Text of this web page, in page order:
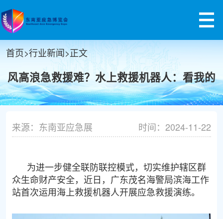
首页>行业新闻>正文
风高浪急救援难？水上救援机器人：看我的
来源：东南亚应急展 时间：2024-11-22
为进一步健全联防联控模式，切实维护辖区群
众生命财产安全，近日，广东茂名海警局滨海工作
站首次运用海上救援机器人开展应急救援演练。